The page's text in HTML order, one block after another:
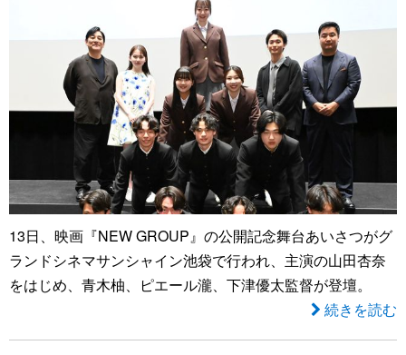
13日、映画『NEW GROUP』の公開記念舞台あいさつがグ
ランドシネマサンシャイン池袋で行われ、主演の山田杏奈
をはじめ、青木柚、ピエール瀧、下津優太監督が登壇。
続きを読む